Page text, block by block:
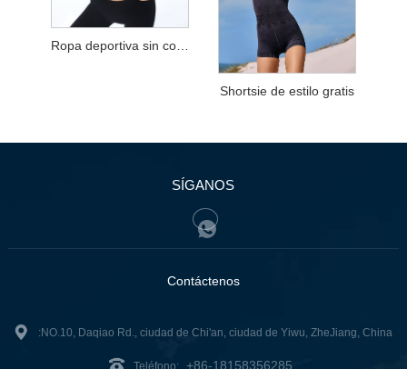
Ropa deportiva sin costuras de nailon reciclado
Shortsie de estilo gratis
SÍGANOS
Contáctenos
:NO.10, Daqiao Rd., ciudad de Chi'an, ciudad de Yiwu, ZheJiang, China
Teléfono: +86-18158356285